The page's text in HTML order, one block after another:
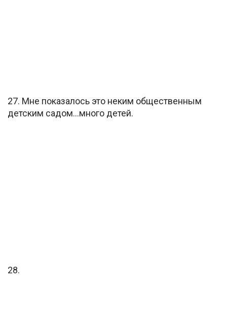
27. Мне показалось это неким общественным
детским садом…много детей.
28.